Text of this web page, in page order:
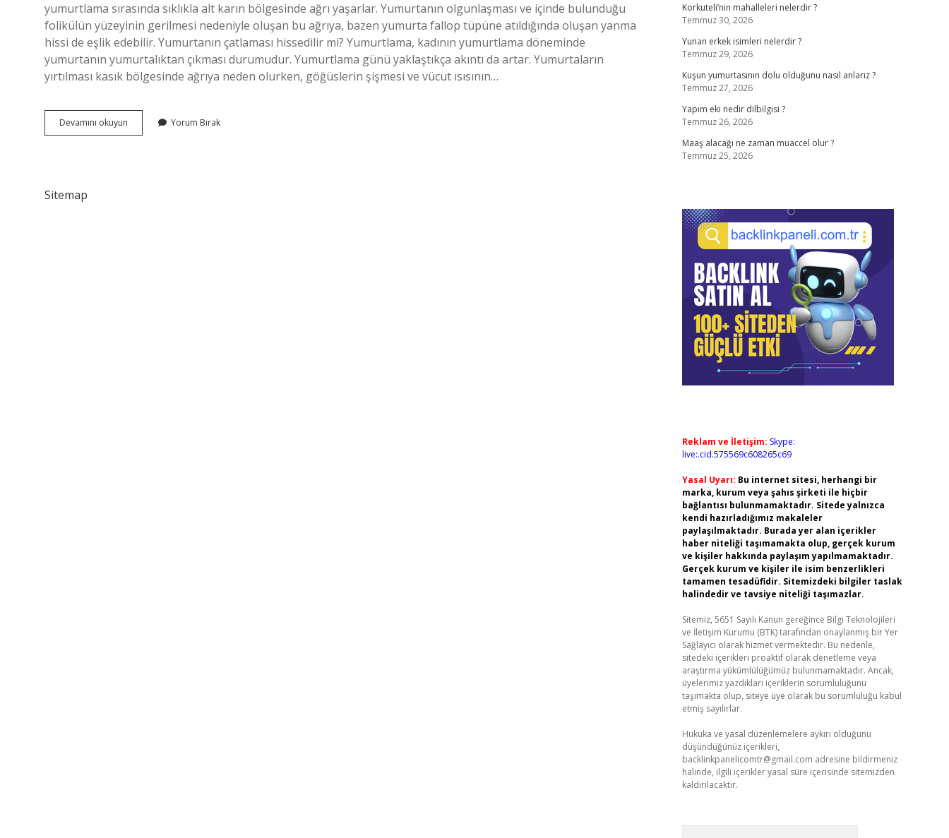
yumurtlama sırasında sıklıkla alt karın bölgesinde ağrı yaşarlar. Yumurtanın olgunlaşması ve içinde bulunduğu
folikülün yüzeyinin gerilmesi nedeniyle oluşan bu ağrıya, bazen yumurta fallop tüpüne atıldığında oluşan yanma
hissi de eşlik edebilir. Yumurtanın çatlaması hissedilir mi? Yumurtlama, kadının yumurtlama döneminde
yumurtanın yumurtalıktan çıkması durumudur. Yumurtlama günü yaklaştıkça akıntı da artar. Yumurtaların
yırtılması kasık bölgesinde ağrıya neden olurken, göğüslerin şişmesi ve vücut ısısının…
Devamını okuyun Çatlatma
Iğnesinden
Yorum Bırak
Sitemap
Korkuteli’nin mahalleleri nelerdir ?
Temmuz 30, 2026
Yunan erkek isimleri nelerdir ?
Temmuz 29, 2026
Kuşun yumurtasının dolu olduğunu nasıl anlarız ?
Temmuz 27, 2026
Yapım eki nedir dilbilgisi ?
Temmuz 26, 2026
Maaş alacağı ne zaman muaccel olur ?
Temmuz 25, 2026
Reklam ve İletişim: Skype:
live:.cid.575569c608265c69
Yasal Uyarı: Bu internet sitesi, herhangi bir
marka, kurum veya şahıs şirketi ile hiçbir
bağlantısı bulunmamaktadır. Sitede yalnızca
kendi hazırladığımız makaleler
paylaşılmaktadır. Burada yer alan içerikler
haber niteliği taşımamakta olup, gerçek kurum
ve kişiler hakkında paylaşım yapılmamaktadır.
Gerçek kurum ve kişiler ile isim benzerlikleri
tamamen tesadüfidir. Sitemizdeki bilgiler taslak
halindedir ve tavsiye niteliği taşımazlar.
Sitemiz, 5651 Sayılı Kanun gereğince Bilgi Teknolojileri
ve İletişim Kurumu (BTK) tarafından onaylanmış bir Yer
Sağlayıcı olarak hizmet vermektedir. Bu nedenle,
sitedeki içerikleri proaktif olarak denetleme veya
araştırma yükümlülüğümüz bulunmamaktadır. Ancak,
üyelerimiz yazdıkları içeriklerin sorumluluğunu
taşımakta olup, siteye üye olarak bu sorumluluğu kabul
etmiş sayılırlar.
Hukuka ve yasal düzenlemelere aykırı olduğunu
düşündüğünüz içerikleri,
backlinkpanelicomtr@gmail.com adresine bildirmeniz
halinde, ilgili içerikler yasal süre içerisinde sitemizden
kaldırılacaktır.